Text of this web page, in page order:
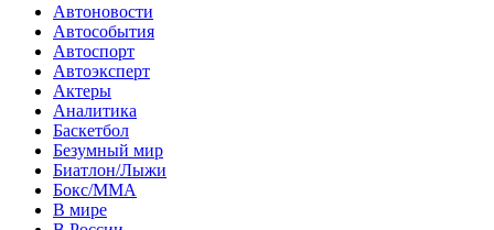
Автоновости
Автособытия
Автоспорт
Автоэксперт
Актеры
Аналитика
Баскетбол
Безумный мир
Биатлон/Лыжи
Бокс/MMA
В мире